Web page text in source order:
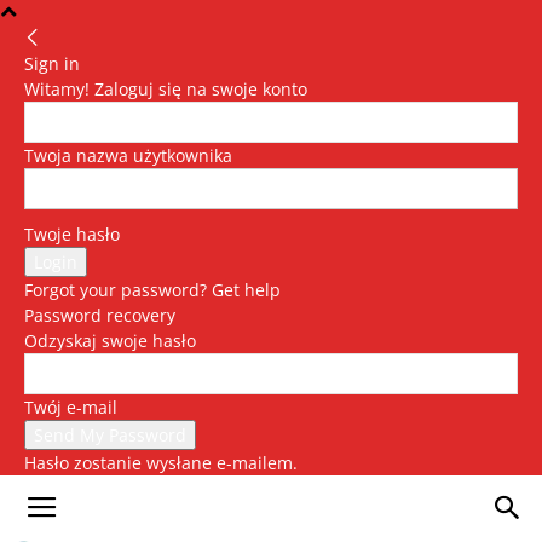
Sign in
Witamy! Zaloguj się na swoje konto
Twoja nazwa użytkownika
Twoje hasło
Forgot your password? Get help
Password recovery
Odzyskaj swoje hasło
Twój e-mail
Hasło zostanie wysłane e-mailem.